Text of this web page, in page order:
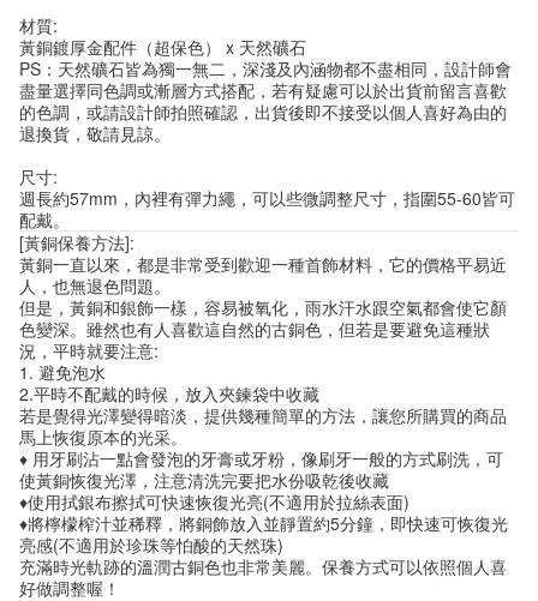
材質:
黃銅鍍厚金配件（超保色） x 天然礦石
PS：天然礦石皆為獨一無二，深淺及內涵物都不盡相同，設計師會
盡量選擇同色調或漸層方式搭配，若有疑慮可以於出貨前留言喜歡
的色調，或請設計師拍照確認，出貨後即不接受以個人喜好為由的
退換貨，敬請見諒。
尺寸:
週長約57mm，內裡有彈力繩，可以些微調整尺寸，指圍55-60皆可
配戴。
[黃銅保養方法]:
黃銅一直以來，都是非常受到歡迎一種首飾材料，它的價格平易近
人，也無退色問題。
但是，黃銅和銀飾一樣，容易被氧化，雨水汗水跟空氣都會使它顏
色變深。雖然也有人喜歡這自然的古銅色，但若是要避免這種狀
況，平時就要注意:
1. 避免泡水
2.平時不配戴的時候，放入夾鍊袋中收藏
若是覺得光澤變得暗淡，提供幾種簡單的方法，讓您所購買的商品
馬上恢復原本的光采。
♦ 用牙刷沾一點會發泡的牙膏或牙粉，像刷牙一般的方式刷洗，可
使黃銅恢復光澤，注意清洗完要把水份吸乾後收藏
♦使用拭銀布擦拭可快速恢復光亮(不適用於拉絲表面)
♦將檸檬榨汁並稀釋，將銅飾放入並靜置約5分鐘，即快速可恢復光
亮感(不適用於珍珠等怕酸的天然珠)
充滿時光軌跡的溫潤古銅色也非常美麗。保養方式可以依照個人喜
好做調整喔！